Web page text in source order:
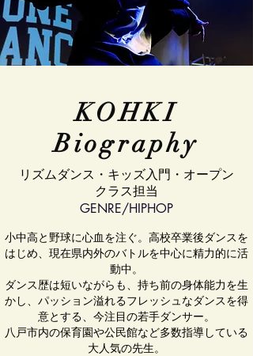
KOHKI
Biography
​リズムダンス・キッズ入門・オープン
クラス担当
​GENRE/HIPHOP
小中高と野球に心血を注ぐ。高校卒業後ダンスを
はじめ、現在県内外のバトルを中心に精力的に活
動中。
ダンス歴は短いながらも、持ち前の身体能力を生
かし、パッション溢れるフレッシュなダンスを得
意とする、今注目の若手ダンサー。
八戸市内の保育園や公民館など多数指導している
大人気の先生。